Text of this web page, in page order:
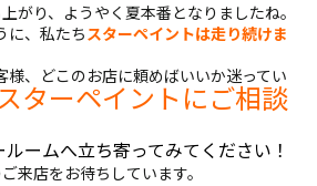
がり、ようやく夏本番となりましたね。
に、私たちスターペイントは走り続けま
様、どこのお店に頼めばいいか迷ってい
ターペイントにご相談
ルームへ立ち寄ってみてください！
来店をお待ちしています。